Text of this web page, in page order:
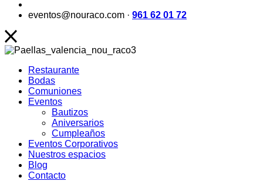
eventos@nouraco.com · 961 62 01 72
Restaurante
Bodas
Comuniones
Eventos
Bautizos
Aniversarios
Cumpleaños
Eventos Corporativos
Nuestros espacios
Blog
Contacto